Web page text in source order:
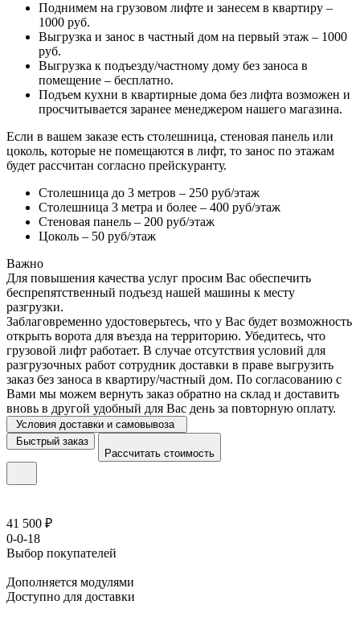
Поднимем на грузовом лифте и занесем в квартиру –
1000 руб.
Выгрузка и занос в частный дом на первый этаж – 1000
руб.
Выгрузка к подъезду/частному дому без заноса в
помещение – бесплатно.
Подъем кухни в квартирные дома без лифта возможен и
просчитывается заранее менеджером нашего магазина.
Если в вашем заказе есть столешница, стеновая панель или
цоколь, которые не помещаются в лифт, то занос по этажам
будет рассчитан согласно прейскуранту.
Столешница до 3 метров – 250 руб/этаж
Столешница 3 метра и более – 400 руб/этаж
Стеновая панель – 200 руб/этаж
Цоколь – 50 руб/этаж
Важно
Для повышения качества услуг просим Вас обеспечить
беспрепятственный подъезд нашей машины к месту
разгрузки.
Заблаговременно удостоверьтесь, что у Вас будет возможность
открыть ворота для въезда на территорию. Убедитесь, что
грузовой лифт работает. В случае отсутствия условий для
разгрузочных работ сотрудник доставки в праве выгрузить
заказ без заноса в квартиру/частный дом. По согласованию с
Вами мы можем вернуть заказ обратно на склад и доставить
вновь в другой удобный для Вас день за повторную оплату.
Условия доставки и самовывоза
Быстрый заказ
Рассчитать стоимость
41 500 ₽
0-0-18
Выбор покупателей
Дополняется модулями
Доступно для доставки